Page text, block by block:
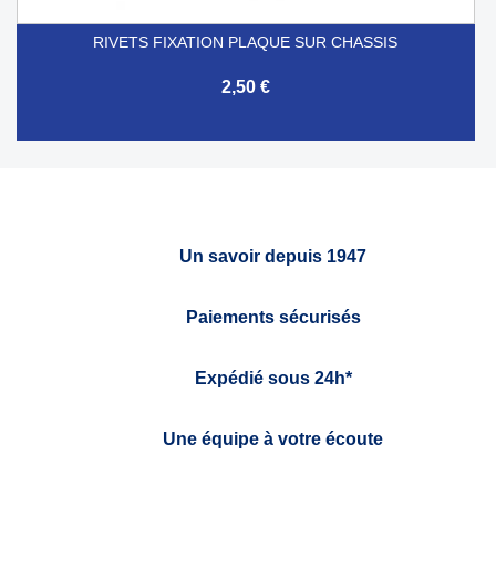
RIVETS FIXATION PLAQUE SUR CHASSIS
2,50 €
Un savoir depuis 1947
Paiements sécurisés
Expédié sous 24h*
Une équipe à votre écoute